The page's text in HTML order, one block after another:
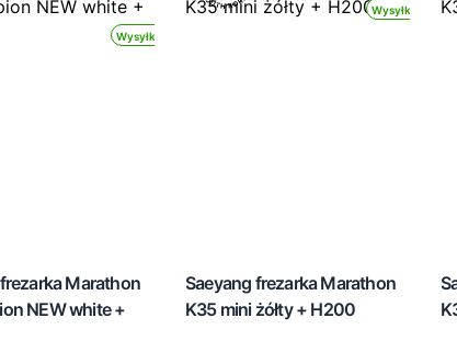
Wysyłka 24h
Marathon
NEW white +
Wysyłka 24h
Saeyang frezarka Marathon
K35 mini żółty + H200